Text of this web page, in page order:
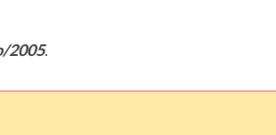
2005.